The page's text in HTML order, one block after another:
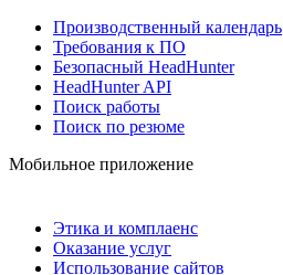
Производственный календарь
Требования к ПО
Безопасный HeadHunter
HeadHunter API
Поиск работы
Поиск по резюме
Мобильное приложение
Этика и комплаенс
Оказание услуг
Использование сайтов